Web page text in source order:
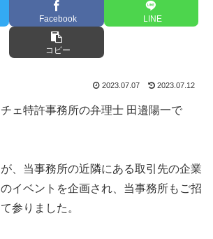
Facebook LINE
コピー
2023.07.07 2023.07.12
ェ特許事務所の弁理士 田邉陽一で
、当事務所の近隣にある取引先の企業
イベントを企画され、当事務所もご招
参りました。